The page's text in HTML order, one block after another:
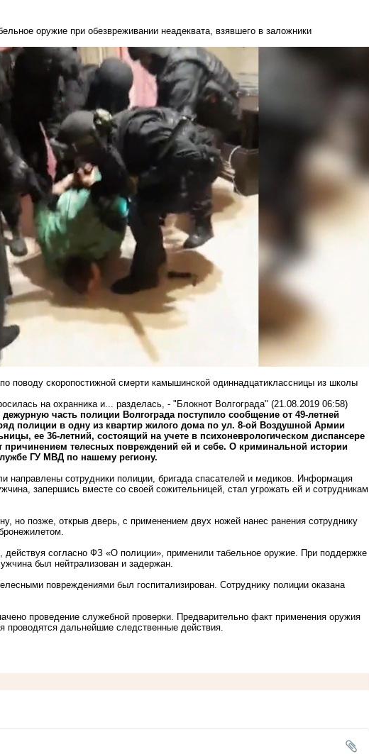
оружие при обезвреживании неадеквата, взявшего в заложники
поводу скоропостижной смерти камышинской одиннадцатиклассницы из школы
на охранника и... разделась, - "Блокнот Волгограда" (21.08.2019 06:58)
дежурную часть полиции Волгограда поступило сообщение от 49-летней
полиции в одну из квартир жилого дома по ул. 8-ой Воздушной Армии
ее 36-летний, состоящий на учете в психоневрологическом диспансере
причинением телесных повреждений ей и себе. О криминальной истории
ГУ МВД по нашему региону.
направлены сотрудники полиции, бригада спасателей и медиков. Информация
запершись вместе со своей сожительницей, стал угрожать ей и сотрудникам
но позже, открыв дверь, с применением двух ножей нанес ранения сотруднику
действуя согласно ФЗ «О полиции», применили табельное оружие. При поддержке
был нейтрализован и задержан.
повреждениями был госпитализирован. Сотруднику полиции оказана
проведение служебной проверки. Предварительно факт применения оружия
дальнейшие следственные действия.